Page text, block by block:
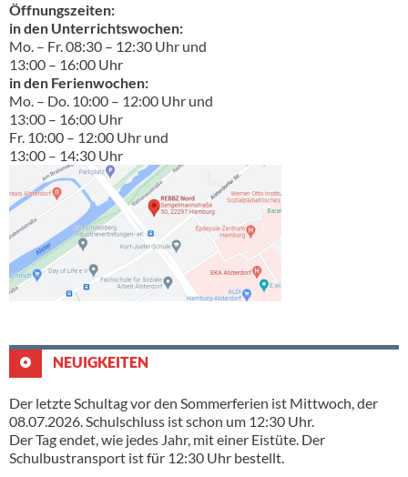
Öffnungszeiten:
in den Unterrichtswochen:
Mo. – Fr. 08:30 – 12:30 Uhr und
13:00 – 16:00 Uhr
in den Ferienwochen:
Mo. – Do. 10:00 – 12:00 Uhr und
13:00 – 16:00 Uhr
Fr. 10:00 – 12:00 Uhr und
13:00 – 14:30 Uhr
NEUIGKEITEN
Der letzte Schultag vor den Sommerferien ist Mittwoch, der
08.07.2026. Schulschluss ist schon um 12:30 Uhr.
Der Tag endet, wie jedes Jahr, mit einer Eistüte. Der
Schulbustransport ist für 12:30 Uhr bestellt.